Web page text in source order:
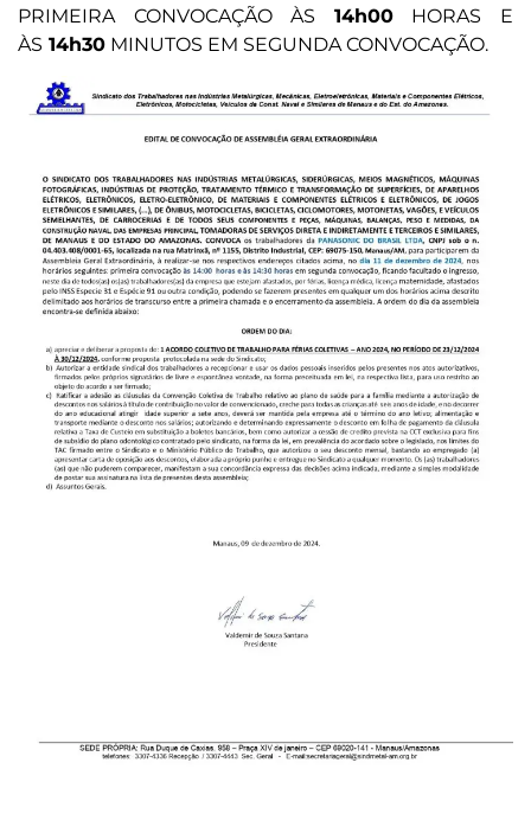
PRIMEIRA CONVOCAÇÃO ÀS 14h00HORAS E
ÀS 14h30 MINUTOS EM SEGUNDA CONVOCAÇÃO.